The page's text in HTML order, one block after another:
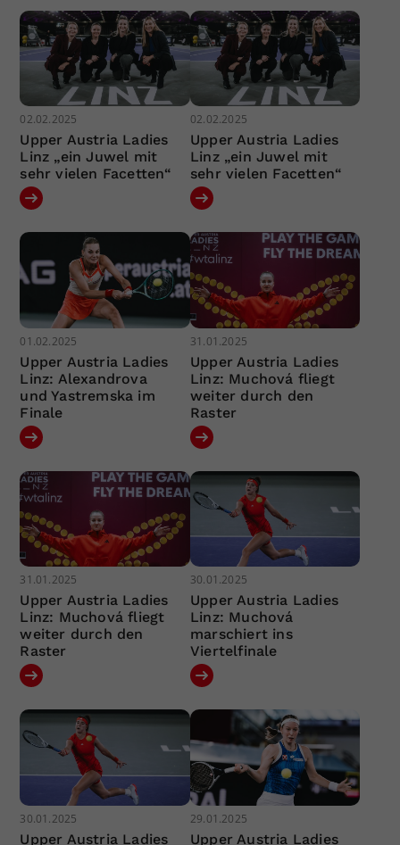
02.02.2025
Upper Austria Ladies
Linz „ein Juwel mit
sehr vielen Facetten“
02.02.2025
Upper Austria Ladies
Linz „ein Juwel mit
sehr vielen Facetten“
01.02.2025
Upper Austria Ladies
Linz: Alexandrova
und Yastremska im
Finale
31.01.2025
Upper Austria Ladies
Linz: Muchová fliegt
weiter durch den
Raster
31.01.2025
Upper Austria Ladies
Linz: Muchová fliegt
weiter durch den
Raster
30.01.2025
Upper Austria Ladies
Linz: Muchová
marschiert ins
Viertelfinale
30.01.2025
Upper Austria Ladies
29.01.2025
Upper Austria Ladies